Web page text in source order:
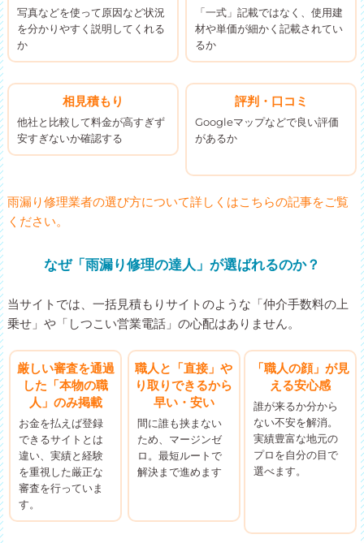
写真などを使って原因など状況
を分かりやすく説明してくれる
か
「一式」記載ではなく、使用建
材や単価が細かく記載されてい
るか
相見積もり
他社と比較して料金が高すぎず
安すぎないか確認する
評判・口コミ
Googleマップなどで良い評価
があるか
雨漏り修理業者の選び方について詳しくはこちらの記事をご覧
ください。
なぜ「雨漏り修理の達人」が選ばれるのか？
当サイトでは、一括見積もりサイトのような「仲介手数料の上
乗せ」や「しつこい営業電話」の心配はありません。
厳しい審査を通過
した「本物の職
人」のみ掲載
お金を払えば登録
できるサイトとは
違い、実績と経験
を重視した厳正な
審査を行っていま
す。
職人と「直接」や
り取りできるから
早い・安い
間に誰も挟まない
ため、マージンゼ
ロ。最短ルートで
解決まで進めます
「職人の顔」が見
える安心感
誰が来るか分から
ない不安を解消。
実績豊富な地元の
プロを自分の目で
選べます。